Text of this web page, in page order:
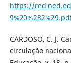
https://
CARDOSO, C. J.
circulação